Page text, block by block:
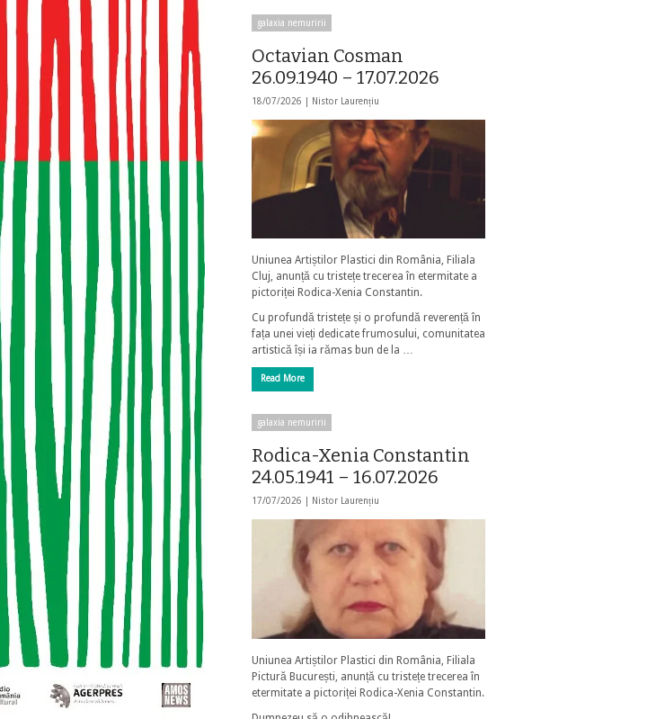
galaxia nemuririi
Octavian Cosman
26.09.1940 – 17.07.2026
18/07/2026 | Nistor Laurențiu
Uniunea Artiștilor Plastici din România, Filiala
Cluj, anunță cu tristețe trecerea în etermitate a
pictoriței Rodica-Xenia Constantin.
Cu profundă tristețe și o profundă reverență în
fața unei vieți dedicate frumosului, comunitatea
artistică își ia rămas bun de la …
Read More
galaxia nemuririi
Rodica-Xenia Constantin
24.05.1941 – 16.07.2026
17/07/2026 | Nistor Laurențiu
Uniunea Artiștilor Plastici din România, Filiala
Pictură București, anunță cu tristețe trecerea în
etermitate a pictoriței Rodica-Xenia Constantin.